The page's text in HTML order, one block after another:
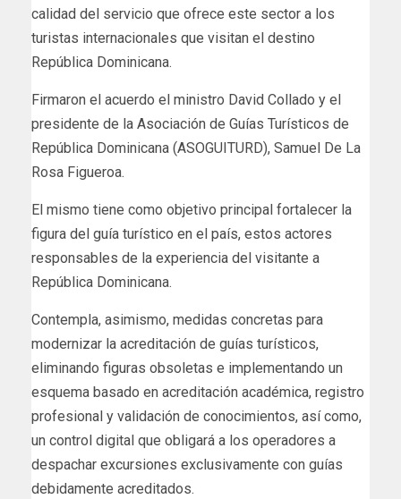
calidad del servicio que ofrece este sector a los
turistas internacionales que visitan el destino
República Dominicana.
Firmaron el acuerdo el ministro David Collado y el
presidente de la Asociación de Guías Turísticos de
República Dominicana (ASOGUITURD), Samuel De La
Rosa Figueroa.
El mismo tiene como objetivo principal fortalecer la
figura del guía turístico en el país, estos actores
responsables de la experiencia del visitante a
República Dominicana.
Contempla, asimismo, medidas concretas para
modernizar la acreditación de guías turísticos,
eliminando figuras obsoletas e implementando un
esquema basado en acreditación académica, registro
profesional y validación de conocimientos, así como,
un control digital que obligará a los operadores a
despachar excursiones exclusivamente con guías
debidamente acreditados.